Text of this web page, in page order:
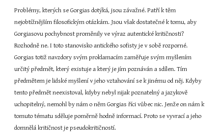
Problémy, kterých se Gorgias dotýká, jsou závažné. Patří k těm
nejobtížnějším filosofickým otázkám. Jsou však dostatečné k tomu, aby
Gorgiasovu pochybnost proměnily ve výraz autentické kritičnosti?
Rozhodně ne. I toto stanovisko antického sofisty je v sobě rozporné.
Gorgias totiž navzdory svým proklamacím zaměřuje svým myšlením
určitý předmět, který existuje a který je jím poznáván a sdílen. Tím
předmětem je lidské myšlení v jeho vztahování se k jinému od něj. Kdyby
tento předmět neexistoval, kdyby nebyl nijak poznatelný a jazykově
uchopitelný, nemohl by nám o něm Gorgias říci vůbec nic. Jenže on nám k
tomuto tématu sděluje poměrně hodně informací. Proto se vyvrací a jeho
domnělá kritičnost je pseudokritičností.